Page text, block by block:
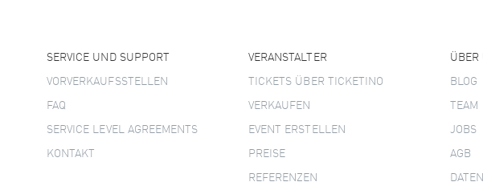
SERVICE UND SUPPORT
VORVERKAUFSSTELLEN
FAQ
SERVICE LEVEL AGREEMENTS
KONTAKT
VERANSTALTER
TICKETS ÜBER TICKETINO
VERKAUFEN
EVENT ERSTELLEN
PREISE
REFERENZEN
ÜBER
BLOG
TEAM
JOBS
AGB